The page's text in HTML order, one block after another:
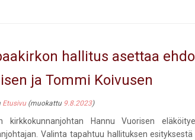
hallitus asettaa
ja Tommi Koivusen
Etusivu (muokattu 9.8.2023)
kirkkokunnanjohtan Hannu Vuorisen
Valinta tapahtuu hallituksen